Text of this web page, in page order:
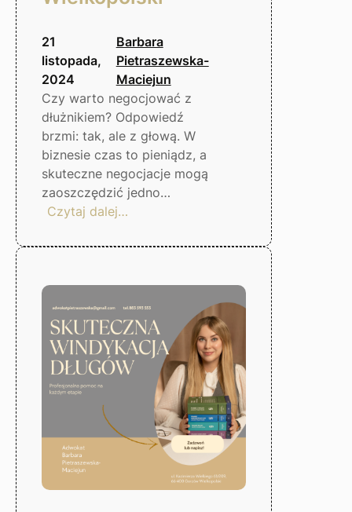
21
listopada,
2024
Barbara
Pietraszewska-
Maciejun
Czy warto negocjować z
dłużnikiem? Odpowiedź
brzmi: tak, ale z głową. W
biznesie czas to pieniądz, a
skuteczne negocjacje mogą
zaoszczędzić jedno…
Czytaj dalej…
z
–
czy
warto?
Gorzów
Wielkopolski